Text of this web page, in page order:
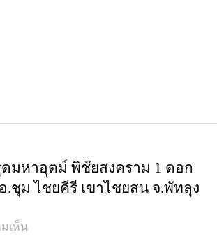
มหาอุตม์ พิชัยสงคราม 1 ดอก
.ชุม ไชยคีรี เขาไชยสน จ.พัทลุง
เห็นบน